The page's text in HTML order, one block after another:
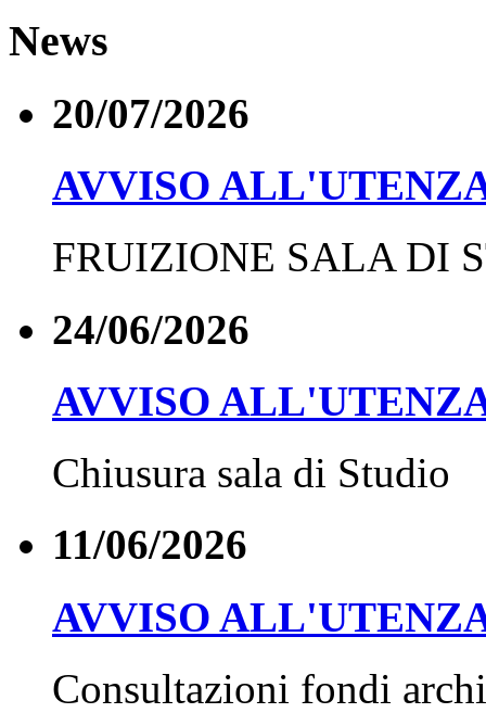
News
20/07/2026
AVVISO
FRUIZIONE SALA DI
24/06/2026
AVVISO
Chiusura sala di Studio
11/06/2026
AVVISO
Consultazioni fondi